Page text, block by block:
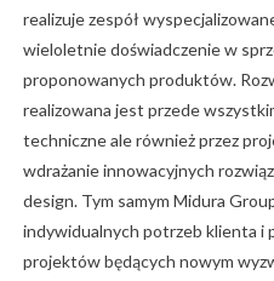
realizuje zespół
wieloletnie doświadczenie w
proponowanych produktów.
realizowana jest przede
techniczne ale również przez
wdrażanie innowacyjnych
design. Tym samym Midura
indywidualnych potrzeb klienta i
projektów będących nowym